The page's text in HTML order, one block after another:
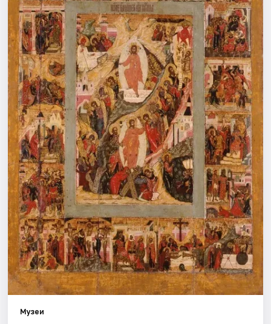
Экскурсии
События
Города
Площадки
Артисты
Рейтинги
Музеи